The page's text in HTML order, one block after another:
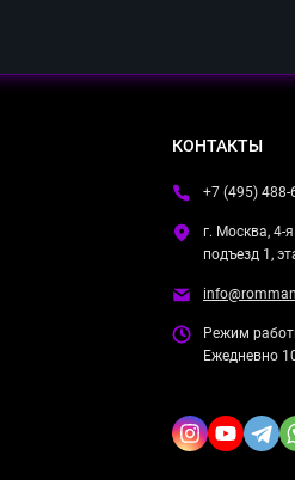
КОНТАКТЫ
+7 (495) 488-
г. Москва, 4-
подъезд 1,
Режим
Ежедневно